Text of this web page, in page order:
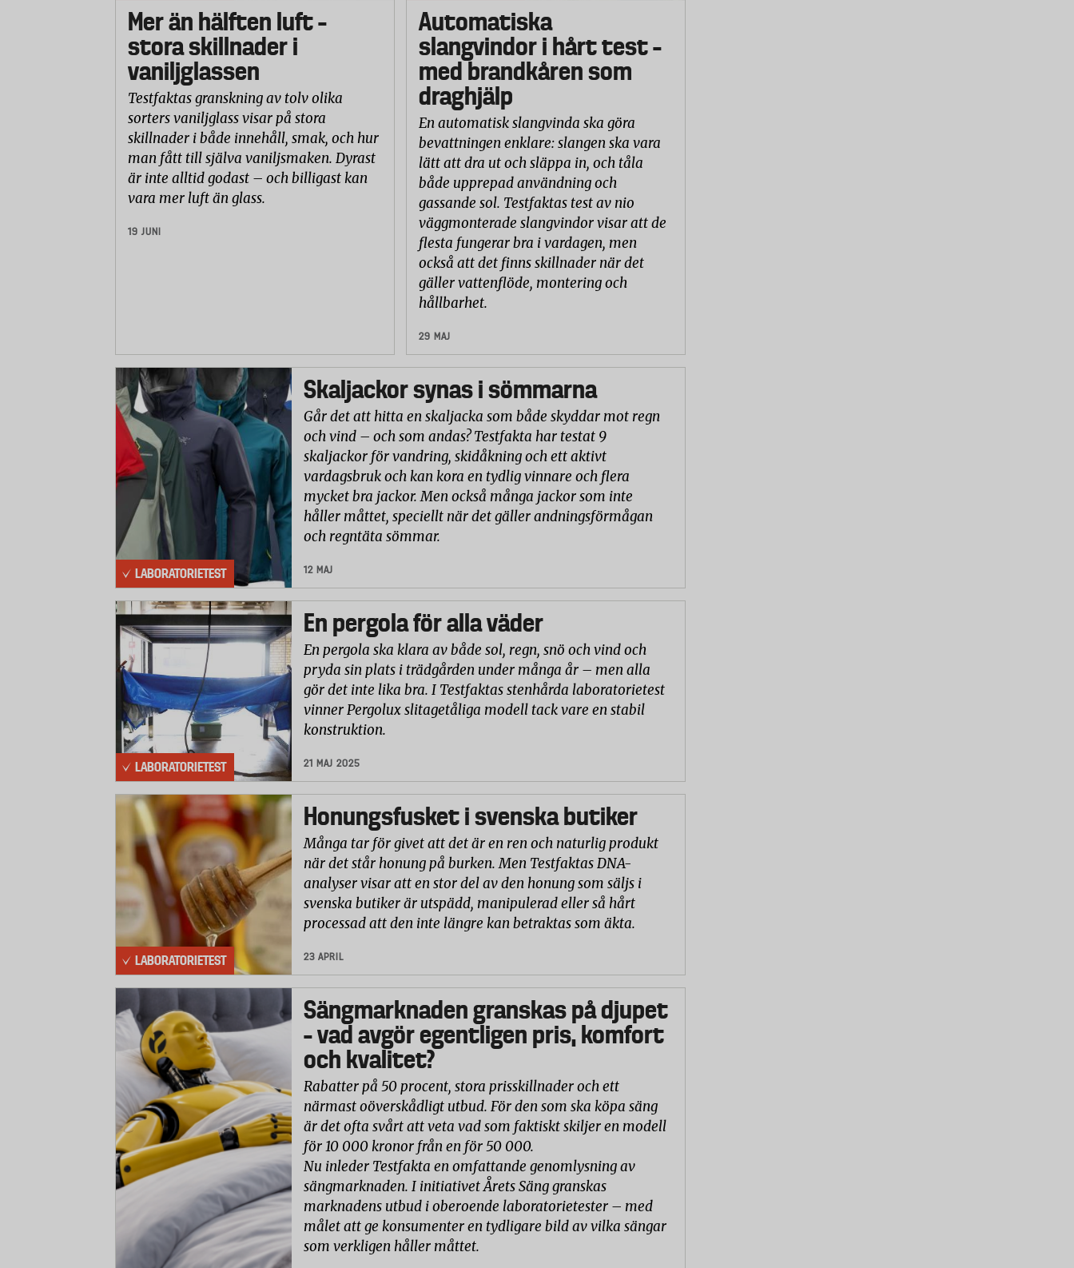
Mer än hälften luft –
stora skillnader i
vaniljglassen
Testfaktas granskning av tolv olika
sorters vaniljglass visar på stora
skillnader i både innehåll, smak, och hur
man fått till själva vaniljsmaken. Dyrast
är inte alltid godast – och billigast kan
vara mer luft än glass.
19 JUNI
Automatiska
slangvindor i hårt test –
med brandkåren som
draghjälp
En automatisk slangvinda ska göra
bevattningen enklare: slangen ska vara
lätt att dra ut och släppa in, och tåla
både upprepad användning och
gassande sol. Testfaktas test av nio
väggmonterade slangvindor visar att de
flesta fungerar bra i vardagen, men
också att det finns skillnader när det
gäller vattenflöde, montering och
hållbarhet.
29 MAJ
LABORATORIETEST
Skaljackor synas i sömmarna
Går det att hitta en skaljacka som både skyddar mot regn
och vind – och som andas? Testfakta har testat 9
skaljackor för vandring, skidåkning och ett aktivt
vardagsbruk och kan kora en tydlig vinnare och flera
mycket bra jackor. Men också många jackor som inte
håller måttet, speciellt när det gäller andningsförmågan
och regntäta sömmar.
12 MAJ
LABORATORIETEST
En pergola för alla väder
En pergola ska klara av både sol, regn, snö och vind och
pryda sin plats i trädgården under många år – men alla
gör det inte lika bra. I Testfaktas stenhårda laboratorietest
vinner Pergolux slitagetåliga modell tack vare en stabil
konstruktion.
21 MAJ 2025
LABORATORIETEST
Honungsfusket i svenska butiker
Många tar för givet att det är en ren och naturlig produkt
när det står honung på burken. Men Testfaktas DNA-
analyser visar att en stor del av den honung som säljs i
svenska butiker är utspädd, manipulerad eller så hårt
processad att den inte längre kan betraktas som äkta.
23 APRIL
Sängmarknaden granskas på djupet
– vad avgör egentligen pris, komfort
och kvalitet?
Rabatter på 50 procent, stora prisskillnader och ett
närmast oöverskådligt utbud. För den som ska köpa säng
är det ofta svårt att veta vad som faktiskt skiljer en modell
för 10 000 kronor från en för 50 000.
Nu inleder Testfakta en omfattande genomlysning av
sängmarknaden. I initiativet Årets Säng granskas
marknadens utbud i oberoende laboratorietester – med
målet att ge konsumenter en tydligare bild av vilka sängar
som verkligen håller måttet.